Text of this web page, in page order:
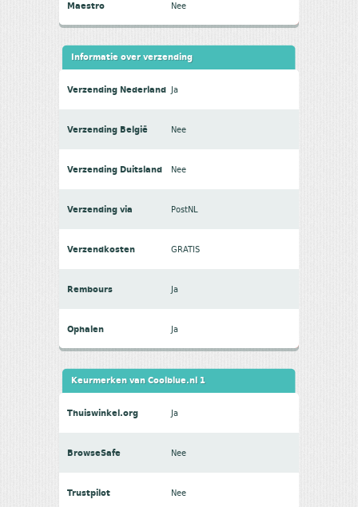
Maestro Nee
Informatie over verzending
Verzending Nederland Ja
Verzending België Nee
Verzending Duitsland Nee
Verzending via PostNL
Verzendkosten GRATIS
Rembours Ja
Ophalen Ja
Keurmerken van Coolblue.nl 1
Thuiswinkel.org Ja
BrowseSafe Nee
Trustpilot Nee